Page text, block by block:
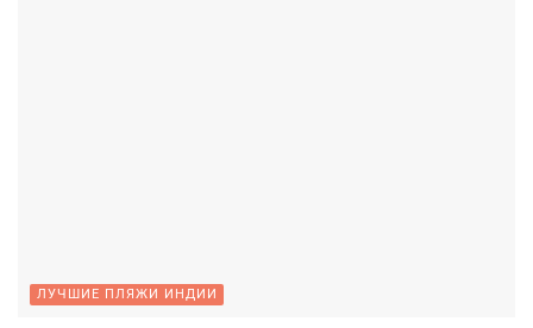
ЛУЧШИЕ ПЛЯЖИ ИНДИИ